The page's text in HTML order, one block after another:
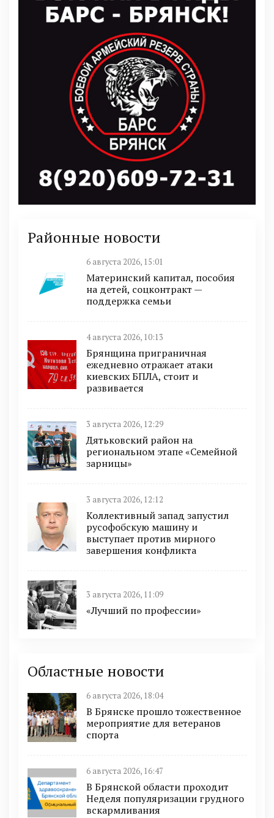
Районные новости
6 августа 2026, 15:01
Материнский капитал, пособия
на детей, соцконтракт —
поддержка семьи
4 августа 2026, 10:13
Брянщина приграничная
ежедневно отражает атаки
киевских БПЛА, стоит и
развивается
3 августа 2026, 12:29
Дятьковский район на
региональном этапе «Семейной
зарницы»
3 августа 2026, 12:12
Коллективный запад запустил
русофобскую машину и
выступает против мирного
завершения конфликта
3 августа 2026, 11:09
«Лучший по профессии»
Областные новости
6 августа 2026, 18:04
В Брянске прошло тожественное
мероприятие для ветеранов
спорта
6 августа 2026, 16:47
В Брянской области проходит
Неделя популяризации грудного
вскармливания